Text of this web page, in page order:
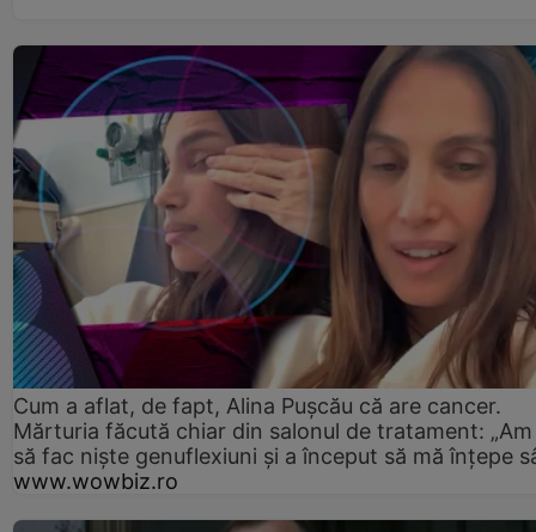
Cum a aflat, de fapt, Alina Pușcău că are cancer.
Mărturia făcută chiar din salonul de tratament:
să fac niște genuflexiuni și a început să mă înțepe
www.wowbiz.ro